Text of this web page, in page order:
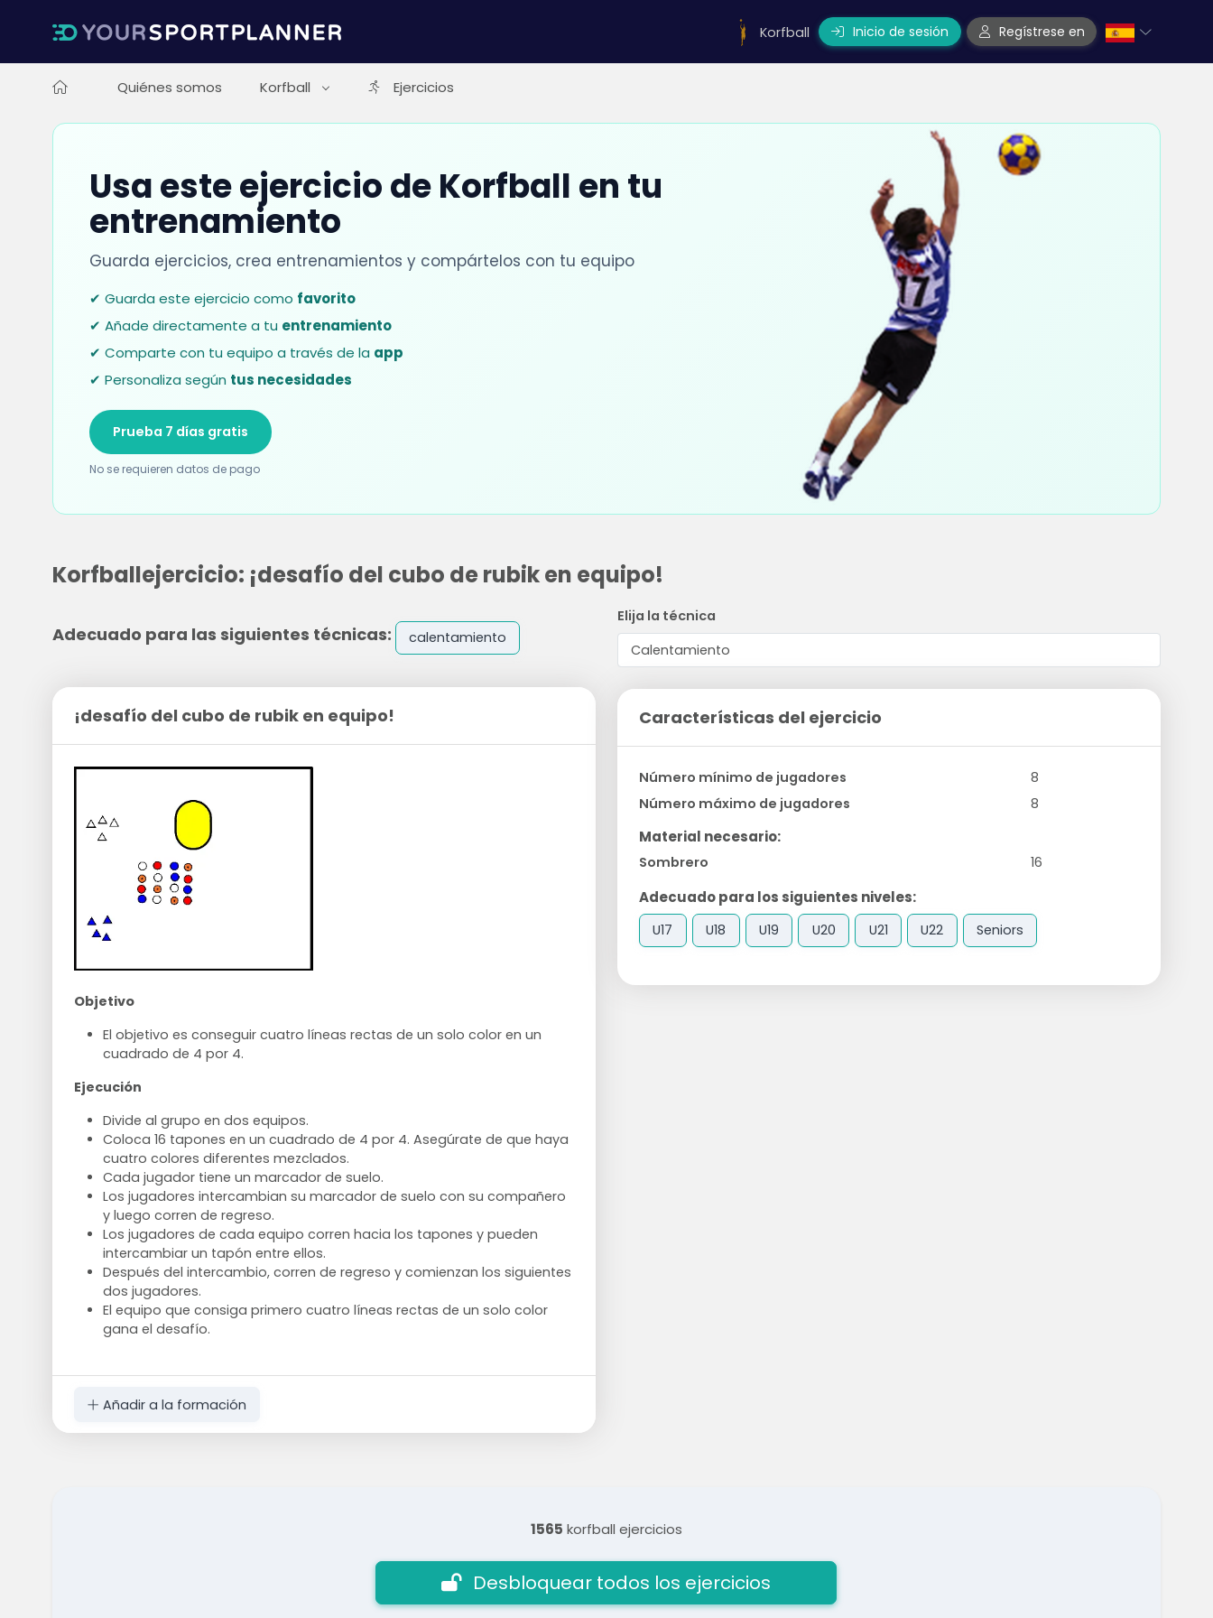
Korfball Inicio de sesión Regístrese en
Quiénes somos Korfball Ejercicios
Usa este ejercicio de Korfball en tu
entrenamiento
Guarda ejercicios, crea entrenamientos y compártelos con tu equipo
✔ Guarda este ejercicio como favorito
✔ Añade directamente a tu entrenamiento
✔ Comparte con tu equipo a través de la app
✔ Personaliza según tus necesidades
Prueba 7 días gratis
No se requieren datos de pago
Korfballejercicio: ¡desafío del cubo de rubik en equipo!
Adecuado para las siguientes técnicas: calentamiento
¡desafío del cubo de rubik en equipo!
Objetivo
El objetivo es conseguir cuatro líneas rectas de un solo color en un
cuadrado de 4 por 4.
Ejecución
Divide al grupo en dos equipos.
Coloca 16 tapones en un cuadrado de 4 por 4. Asegúrate de que haya
cuatro colores diferentes mezclados.
Cada jugador tiene un marcador de suelo.
Los jugadores intercambian su marcador de suelo con su compañero
y luego corren de regreso.
Los jugadores de cada equipo corren hacia los tapones y pueden
intercambiar un tapón entre ellos.
Después del intercambio, corren de regreso y comienzan los siguientes
dos jugadores.
El equipo que consiga primero cuatro líneas rectas de un solo color
gana el desafío.
Añadir a la formación
Elija la técnica
Características del ejercicio
Número mínimo de jugadores
8
Número máximo de jugadores
8
Material necesario:
Sombrero 16
Adecuado para los siguientes niveles:
U17 U18 U19 U20 U21 U22 Seniors
1565 korfball ejercicios
Desbloquear todos los ejercicios